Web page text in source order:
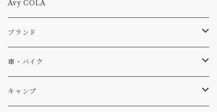
Tシャツ
キャップ、ニット
ソックス
雑貨
Avy COLA
ブランド
Db
サーフ
A-Frame
車・バイク
車外
キャンプ